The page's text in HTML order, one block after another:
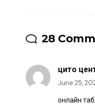
28
цито
June 25,
онлайн